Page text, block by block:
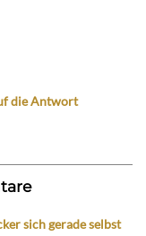
die Antwort
sich gerade selbst